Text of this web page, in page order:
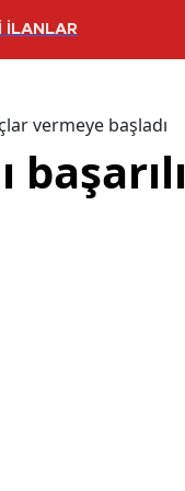
İLANLAR
vermeye başladı